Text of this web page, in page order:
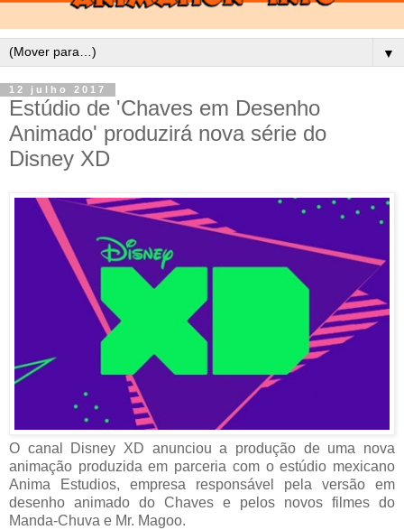
▼
12 julho 2017
Estúdio de 'Chaves em Desenho
Animado' produzirá nova série do
Disney XD
O canal Disney XD anunciou a produção de uma nova
animação produzida em parceria com o estúdio mexicano
Anima Estudios, empresa responsável pela versão em
desenho animado do Chaves e pelos novos filmes do
Manda-Chuva e Mr. Magoo.